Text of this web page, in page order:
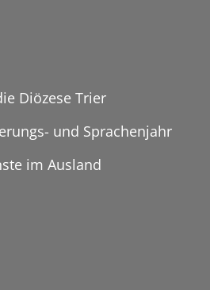
Diözese Trier
und Sprachenjahr
im Ausland